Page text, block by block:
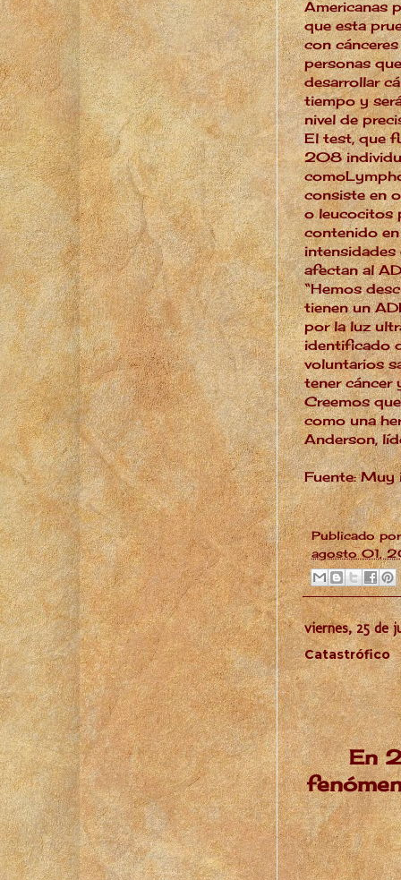
Americanas
que esta
con
personas
desarrollar
tiempo y
nivel de
El test, que
208
consiste en
o leucocitos
contenido
intensidades
afectan al
“Hemos
tienen un
por la luz
identificado
voluntarios
tener cáncer
Creemos
como una
Anderson,
Fuente:Muy
Publicado
agosto 01,
viernes, 25 de
Catastrófico
En